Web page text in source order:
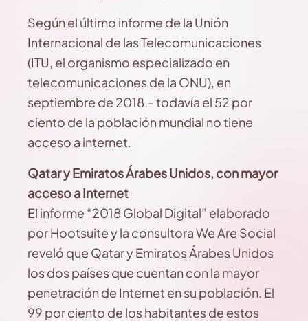
Según el último informe de la Unión
Internacional de las Telecomunicaciones
(ITU, el organismo especializado en
telecomunicaciones de la ONU), en
septiembre de 2018.- todavía el 52 por
ciento de la población mundial no tiene
acceso a internet.
Qatar y Emiratos Árabes Unidos, con mayor
acceso a Internet
El informe “2018 Global Digital” elaborado
por Hootsuite y la consultora We Are Social
reveló que Qatar y Emiratos Árabes Unidos
los dos países que cuentan con la mayor
penetración de Internet en su población. El
99 por ciento de los habitantes de estos